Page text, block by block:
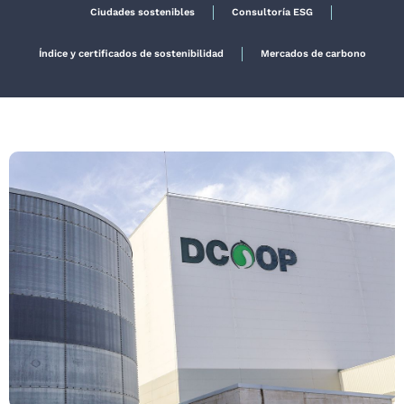
Ciudades sostenibles Consultoría ESG
Índice y certificados de sostenibilidad Mercados de carbono